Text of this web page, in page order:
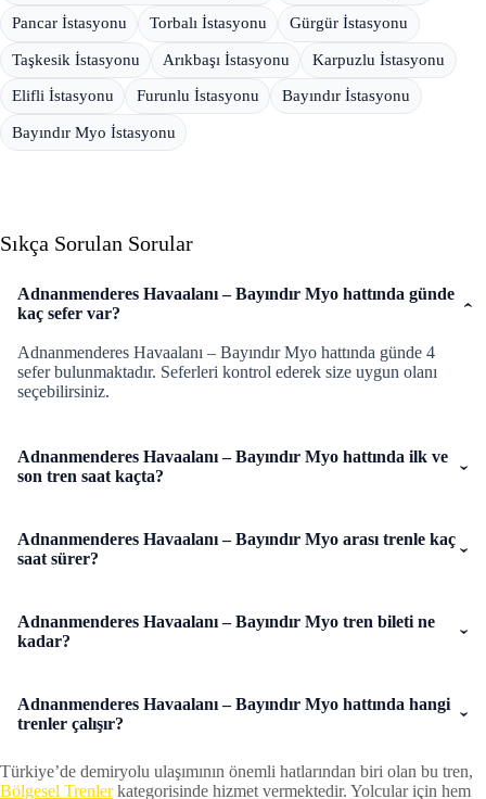
Pancar İstasyonu Torbalı İstasyonu Gürgür İstasyonu
Taşkesik İstasyonu Arıkbaşı İstasyonu Karpuzlu İstasyonu
Elifli İstasyonu Furunlu İstasyonu Bayındır İstasyonu
Bayındır Myo İstasyonu
Sıkça Sorulan Sorular
Adnanmenderes Havaalanı – Bayındır Myo hattında günde
kaç sefer var?
Adnanmenderes Havaalanı – Bayındır Myo hattında günde 4
sefer bulunmaktadır. Seferleri kontrol ederek size uygun olanı
seçebilirsiniz.
Adnanmenderes Havaalanı – Bayındır Myo hattında ilk ve
son tren saat kaçta?
Adnanmenderes Havaalanı – Bayındır Myo arası trenle kaç
saat sürer?
Adnanmenderes Havaalanı – Bayındır Myo tren bileti ne
kadar?
Adnanmenderes Havaalanı – Bayındır Myo hattında hangi
trenler çalışır?
Türkiye’de demiryolu ulaşımının önemli hatlarından biri olan bu tren,
Bölgesel Trenlerkategorisinde hizmet vermektedir. Yolcular için hem